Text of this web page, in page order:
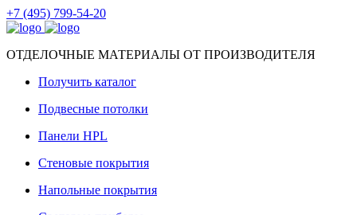
+7 (495) 799-54-20
ОТДЕЛОЧНЫЕ МАТЕРИАЛЫ ОТ ПРОИЗВОДИТЕЛЯ
Получить каталог
Подвесные потолки
Панели HPL
Стеновые покрытия
Напольные покрытия